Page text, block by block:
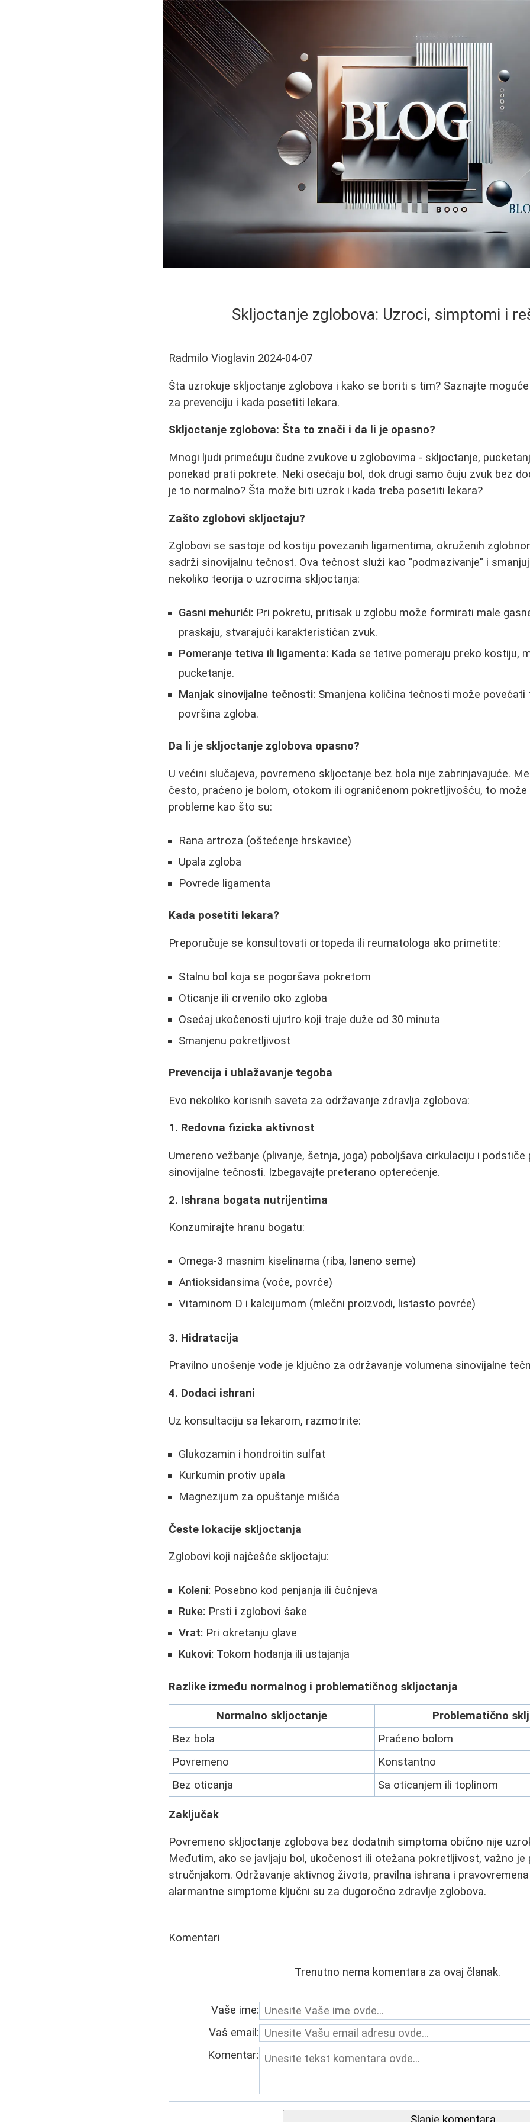
Skljoctanje zglobova: Uzroci, simptomi i
Radmilo Vioglavin 2024-04-07
Šta uzrokuje skljoctanje zglobova i kako se boriti s tim? Saznajte
za prevenciju i kada posetiti lekara.
Skljoctanje zglobova: Šta to znači i da li je opasno?
Mnogi ljudi primećuju čudne zvukove u zglobovima - skljoctanje,
ponekad prati pokrete. Neki osećaju bol, dok drugi samo čuju zvuk bez
je to normalno? Šta može biti uzrok i kada treba posetiti lekara?
Zašto zglobovi skljoctaju?
Zglobovi se sastoje od kostiju povezanih ligamentima, okruženih
sadrži sinovijalnu tečnost. Ova tečnost služi kao "podmazivanje" i
nekoliko teorija o uzrocima skljoctanja:
Gasni mehurići: Pri pokretu, pritisak u zglobu može formirati male
praskaju, stvarajući karakterističan zvuk.
Pomeranje tetiva ili ligamenta: Kada se tetive pomeraju preko kostiju,
pucketanje.
Manjak sinovijalne tečnosti: Smanjena količina tečnosti može povećati
površina zgloba.
Da li je skljoctanje zglobova opasno?
U većini slučajeva, povremeno skljoctanje bez bola nije zabrinjavajuće.
često, praćeno je bolom, otokom ili ograničenom pokretljivošću, to može
probleme kao što su:
Rana artroza (oštećenje hrskavice)
Upala zgloba
Povrede ligamenta
Kada posetiti lekara?
Preporučuje se konsultovati ortopeda ili reumatologa ako primetite:
Stalnu bol koja se pogoršava pokretom
Oticanje ili crvenilo oko zgloba
Osećaj ukočenosti ujutro koji traje duže od 30 minuta
Smanjenu pokretljivost
Prevencija i ublažavanje tegoba
Evo nekoliko korisnih saveta za održavanje zdravlja zglobova:
1. Redovna fizicka aktivnost
Umereno vežbanje (plivanje, šetnja, joga) poboljšava cirkulaciju i podstiče
sinovijalne tečnosti. Izbegavajte preterano opterećenje.
2. Ishrana bogata nutrijentima
Konzumirajte hranu bogatu:
Omega-3 masnim kiselinama (riba, laneno seme)
Antioksidansima (voće, povrće)
Vitaminom D i kalcijumom (mlečni proizvodi, listasto povrće)
3. Hidratacija
Pravilno unošenje vode je ključno za održavanje volumena sinovijalne
4. Dodaci ishrani
Uz konsultaciju sa lekarom, razmotrite:
Glukozamin i hondroitin sulfat
Kurkumin protiv upala
Magnezijum za opuštanje mišića
Česte lokacije skljoctanja
Zglobovi koji najčešće skljoctaju:
Koleni: Posebno kod penjanja ili čučnjeva
Ruke: Prsti i zglobovi šake
Vrat: Pri okretanju glave
Kukovi: Tokom hodanja ili ustajanja
Razlike između normalnog i problematičnog skljoctanja
Normalno skljoctanje
Problematično
Bez bola
Praćeno bolom
Povremeno
Konstantno
Bez oticanja
Sa oticanjem ili toplinom
Zaključak
Povremeno skljoctanje zglobova bez dodatnih simptoma obično nije
Međutim, ako se javljaju bol, ukočenost ili otežana pokretljivost, važno
stručnjakom. Održavanje aktivnog života, pravilna ishrana i
alarmantne simptome ključni su za dugoročno zdravlje zglobova.
Komentari
Trenutno nema komentara za ovaj članak.
Vaše ime:
Vaš email:
Komentar: